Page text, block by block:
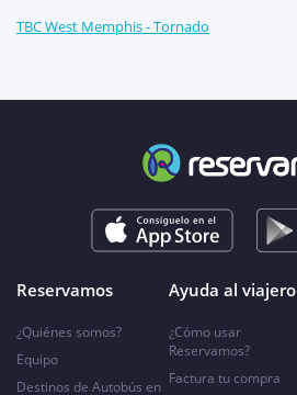
TBC West Memphis - Tornado
Reservamos
¿Quiénes somos?
Equipo
Destinos de Autobús en
Ayuda al viajero
¿Cómo usar
Reservamos?
Factura tu compra